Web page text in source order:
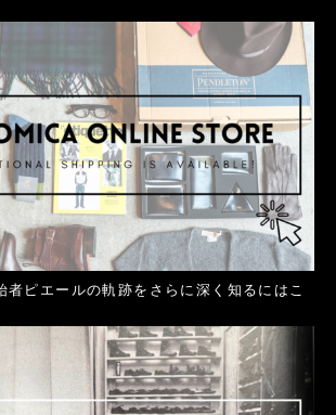
者ピエールの軌跡をさらに深く知るにはこ